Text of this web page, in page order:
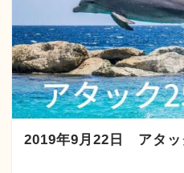
2019年9月22日 アタ